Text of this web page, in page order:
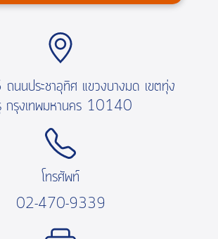
นนประชาอุทิศ แขวงบางมด เขตทุ่ง
กรุงเทพมหานคร 10140
โทรศัพท์
02-470-9339